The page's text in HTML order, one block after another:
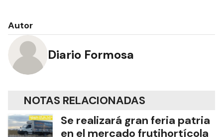
Autor
Diario Formosa
NOTAS RELACIONADAS
Se realizará gran feria patria
en el mercado frutihortícola